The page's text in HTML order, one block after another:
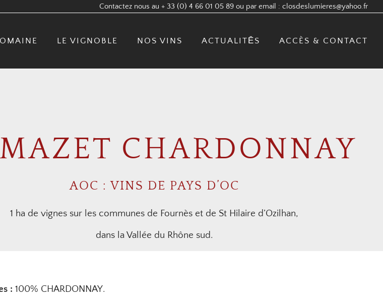
Contactez nous au + 33 (0) 4 66 01 05 89 ou par email : closdeslumieres@yahoo.fr
LE VIGNOBLE NOS VINS ACTUALITĒS ACCÈS & CONTACT
CHARDONNAY
AOC : VINS DE PAYS D’OC
1 ha de vignes sur les communes de Fournès et de St Hilaire d’Ozilhan,
dans la Vallée du Rhône sud.
: 100% CHARDONNAY.